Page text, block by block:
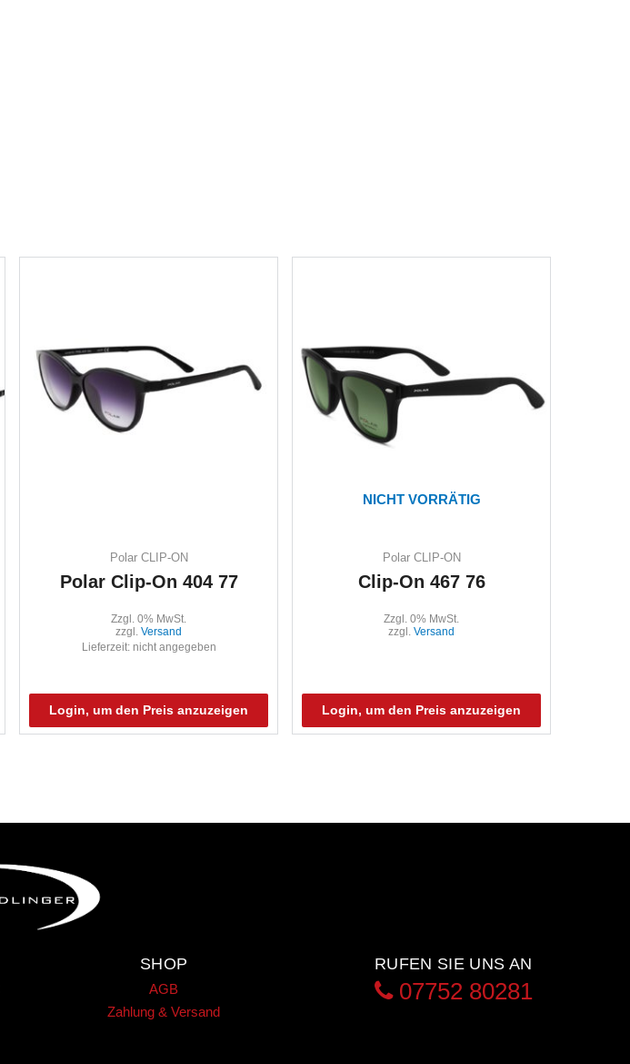
Polar CLIP-ON
Polar Clip-On 404 77
Login, um den Preis anzuzeigen
Zzgl. 0% MwSt.
zzgl. Versand
Lieferzeit: nicht angegeben
NICHT VORRÄTIG
Polar CLIP-ON
Clip-On 467 76
Login, um den Preis anzuzeigen
Zzgl. 0% MwSt.
zzgl. Versand
SHOP
AGB
Zahlung & Versand
RUFEN SIE UNS AN
07752 80281